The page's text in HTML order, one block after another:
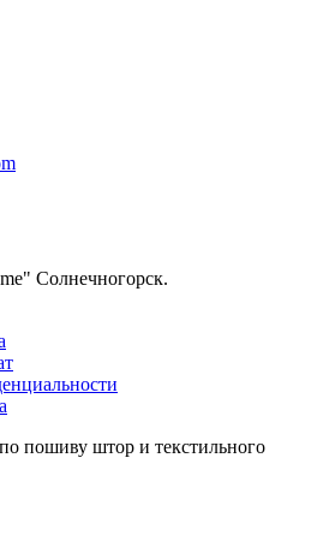
Солнечногорск.
пошиву штор и текстильного